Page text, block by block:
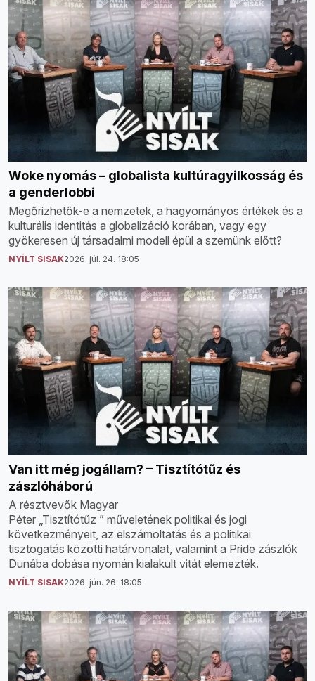
Woke nyomás – globalista kultúragyilkosság és
a genderlobbi
Megőrizhetők-e a nemzetek, a hagyományos értékek és a
kulturális identitás a globalizáció korában, vagy egy
gyökeresen új társadalmi modell épül a szemünk előtt?
NYÍLT SISAK2026. júl. 24. 18:05
Van itt még jogállam? – Tisztítótűz és
zászlóháború
A résztvevők Magyar
Péter „Tisztítótűz ” műveletének politikai és jogi
következményeit, az elszámoltatás és a politikai
tisztogatás közötti határvonalat, valamint a Pride zászlók
Dunába dobása nyomán kialakult vitát elemezték.
NYÍLT SISAK2026. jún. 26. 18:05